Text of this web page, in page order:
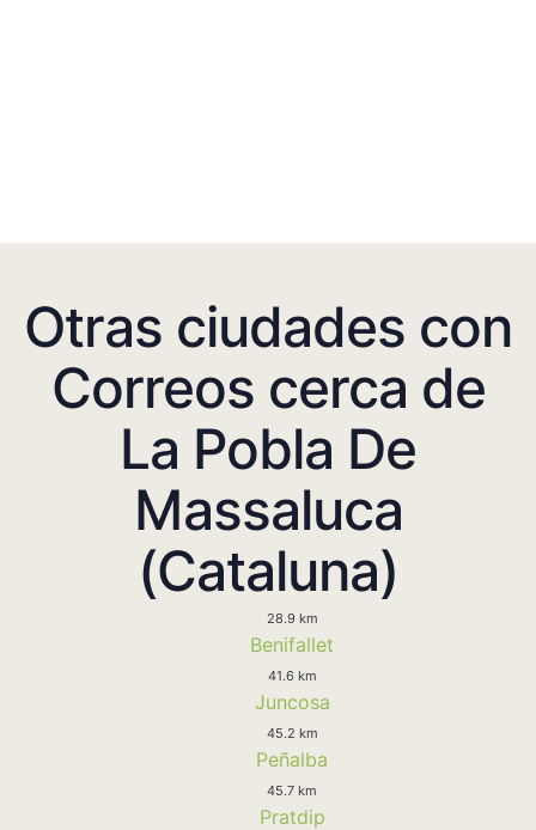
Otras ciudades con
Correos cerca de
La Pobla De
Massaluca
(Cataluna)
28.9 km
Benifallet
41.6 km
Juncosa
45.2 km
Peñalba
45.7 km
Pratdip